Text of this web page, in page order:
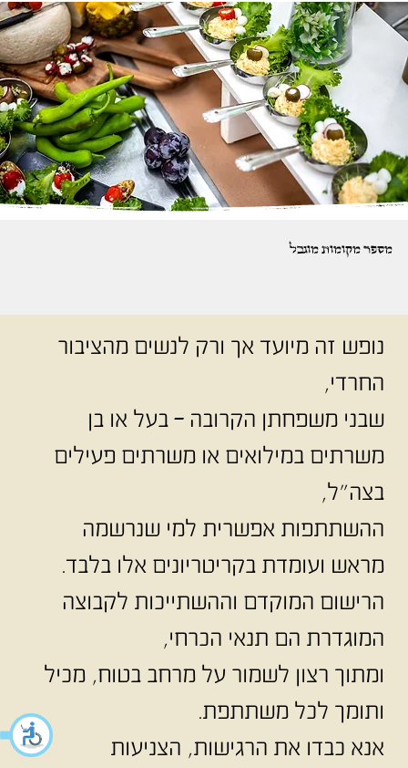
מספר מקומות מוגבל
נופש זה מיועד אך ורק לנשים מהציבור
החרדי,
שבני משפחתן הקרובה – בעל או בן
משרתים במילואים או משרתים פעילים
בצה"ל,
ההשתתפות אפשרית למי שנרשמה
מראש ועומדת בקריטריונים אלו בלבד.
הרישום המוקדם וההשתייכות לקבוצה
המוגדרת הם תנאי הכרחי,
ומתוך רצון לשמור על מרחב בטוח, מכיל
ותומך לכל משתתפת.
אנא כבדו את הרגישות, הצניעות